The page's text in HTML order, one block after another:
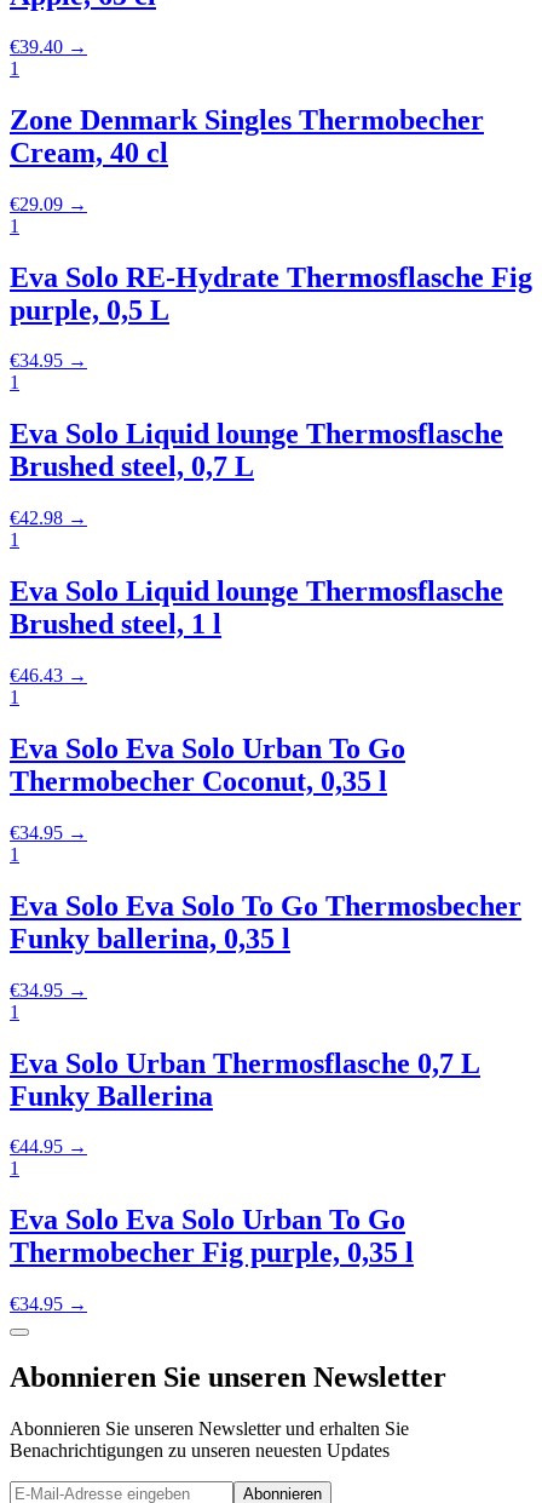
€39.40 →
1
Zone Denmark Singles Thermobecher
Cream, 40 cl
€29.09 →
1
Eva Solo RE-Hydrate Thermosflasche Fig
purple, 0,5 L
€34.95 →
1
Eva Solo Liquid lounge Thermosflasche
Brushed steel, 0,7 L
€42.98 →
1
Eva Solo Liquid lounge Thermosflasche
Brushed steel, 1 l
€46.43 →
1
Eva Solo Eva Solo Urban To Go
Thermobecher Coconut, 0,35 l
€34.95 →
1
Eva Solo Eva Solo To Go Thermosbecher
Funky ballerina, 0,35 l
€34.95 →
1
Eva Solo Urban Thermosflasche 0,7 L
Funky Ballerina
€44.95 →
1
Eva Solo Eva Solo Urban To Go
Thermobecher Fig purple, 0,35 l
€34.95 →
Abonnieren Sie unseren Newsletter
Abonnieren Sie unseren Newsletter und erhalten Sie
Benachrichtigungen zu unseren neuesten Updates
Abonnieren